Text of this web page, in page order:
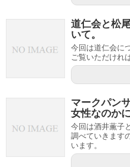
道仁会と松
いて。
今回は道仁会に
ご覧いただけれ
マークパン
女性なのか
今回は酒井薫子
調べていきます
います。